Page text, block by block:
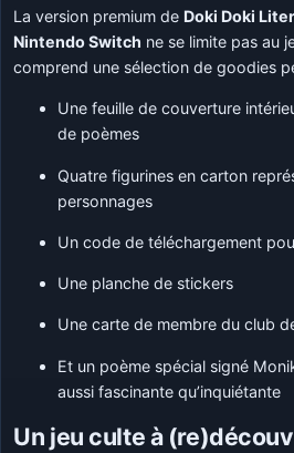
La version premium de Doki Doki
Nintendo Switch ne se limite pas au
comprend une sélection de goodies
Une feuille de couverture
de poèmes
Quatre figurines en carton
personnages
Un code de téléchargement
Une planche de stickers
Une carte de membre du club
Et un poème spécial signé
aussi fascinante qu’inquiétante
Un jeu culte à